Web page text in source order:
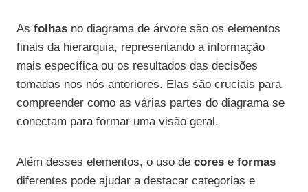
As folhas no diagrama de árvore são os elementos
finais da hierarquia, representando a informação
mais específica ou os resultados das decisões
tomadas nos nós anteriores. Elas são cruciais para
compreender como as várias partes do diagrama se
conectam para formar uma visão geral.
Além desses elementos, o uso de cores e formas
diferentes pode ajudar a destacar categorias e